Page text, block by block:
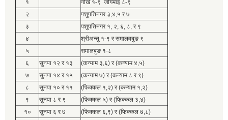
१
गोर्खे १-९ जोगमाई ८-९
२
पशुपतिनगर ३,४,५ र ७
३
पशुपतिनगर १, २, ६, ८, र ९
४
श्रीअन्तु १-९ र समालवबुङ ९
५
समालबुङ १-८
६
सुनपा १२ र १३
(कन्याम ३,६) र (कन्याम ४,५)
७
सुनपा १४ र १५
(कन्याम ७) र (कन्याम ८ र ९)
८
सुनपा १० र ११
(फिक्कल १,२) र (कन्याम १,२)
९
सुनपा ८ र ९
(फिक्कल ५) र (फिक्कल ३,४)
१०
सुनपा ६ र ७ (फिक्कल ६,९) र (फिक्कल ७,८)